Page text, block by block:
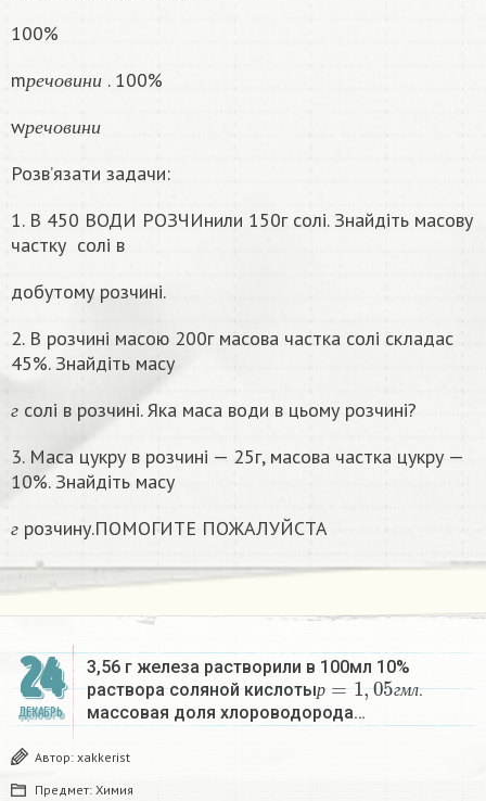
100%
m р е ч о в и н и
. 100%
wр е ч о в и н и
Розв’язати задачи:
1. В 450 ВОДИ РОЗЧИнили 150г солі. Знайдіть масову
частку солі в
добутому розчині.
2. В розчині масою 200г масова частка солі складас
45%. Знайдіть масу
г
солі в розчині. Яка маса води в цьому розчинi?
3. Маса цукру в розчині — 25г, масова частка цукру —
10%. Знайдіть масу
г розчину.ПОМОГИТЕ ПОЖАЛУЙСТА
24
ДЕКАБРЬ
3,56 г железа растворили в 100мл 10%
раствора соляной кислоты р гмл
р=1,05гмл
.
массовая доля хлороводорода…
Автор: xakkerist
Предмет: Химия